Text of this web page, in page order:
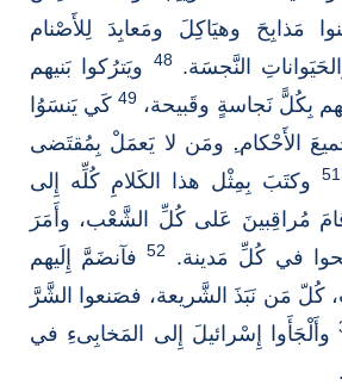
مَذابِحَ وهيَاكِلَ ومَعابِدَ لِلأَصْنام
النَّجسَة.48
ويَترُكوا بَنيهم
بِكُلًّ نَجاسةٍ وقَبيحة، 49كَي يَنسَوُا
الأَحْكام.ِ ومَن لا يَعمَلْ بِمُقتَضى
51
وكتَبَ بِمِثْل هذا الكَلامِ كُلِّه إِلى
مُراقِبينَ عَلى كُلِّ الشَّعْب، وأَمَرَ
في كُلِّ مَدينة.
52فآنضَمَّ إِلَيهم
مَن نَبَذَ الشَّريعة، فصَنعوا الشَّرَّ
وأَلْجَأَوا إِسْرائيلَ إِلى المَخابِىءِ في